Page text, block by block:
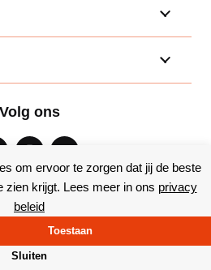
om ervoor te zorgen dat jij de beste
zien krijgt. Lees meer in ons privacy
beleid
Toestaan
Sluiten
Volg ons
van Heeswijk |Website door Yooker